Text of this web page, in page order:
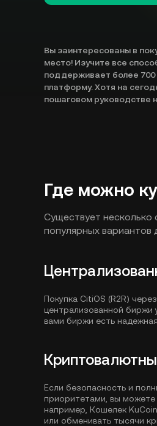
Вы заинтересованы в
место! Изучите все
поддерживает более
платформу. Хотя на
пошаговом руководстве
Где можно
Существует несколько
популярных вариантов
Покупка CitiOS (R2R)
централизованной биржи
вами биржи есть
Если безопасность и
приоритетами, вы можете
например, Кошелек KuCoin
или обменивать тысячи